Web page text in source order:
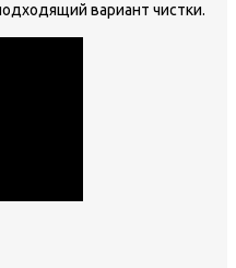
вариант чистки.